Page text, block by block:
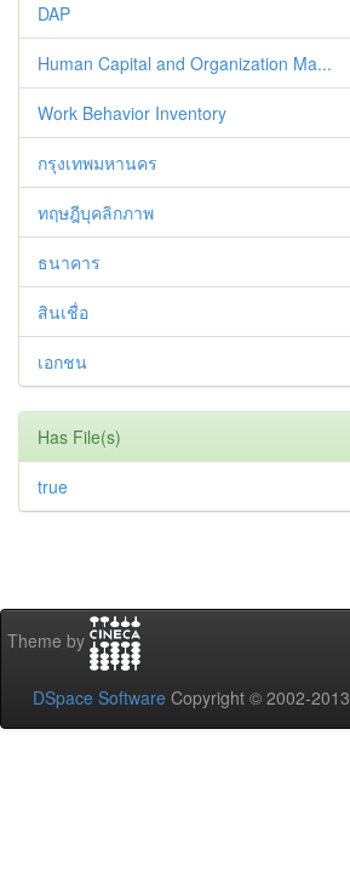
DAP
Human Capital and Organization Ma...
Work Behavior Inventory
กรุงเทพมหานคร
ทฤษฎีบุคลิกภาพ
ธนาคาร
สินเชื่อ
เอกชน
Has File(s)
true
Theme by
DSpace Software Copyright © 2002-2013